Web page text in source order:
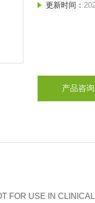
更新时间：
产品咨询
FOR USE IN